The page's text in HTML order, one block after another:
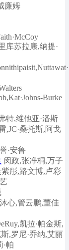
廉姆
库苏拉康,纳提·
Burke
特,维他亚·潘斯
,JC·桑托斯,阿戈
·安鲁
闵政,张净桐,万子
彤,路文博,卢彩
心,管云鹏,董佳
凯拉·帕金斯,
,罗尼·乔纳,艾丽
·帕